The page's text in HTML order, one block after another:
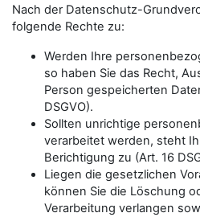
Nach der Datenschutz-
folgende Rechte zu:
Werden Ihre
so haben Sie das Recht,
Person gespeicherten
DSGVO).
Sollten unrichtige
verarbeitet werden, steht
Berichtigung zu (Art. 16
Liegen die gesetzlichen
können Sie die Löschung
Verarbeitung verlangen